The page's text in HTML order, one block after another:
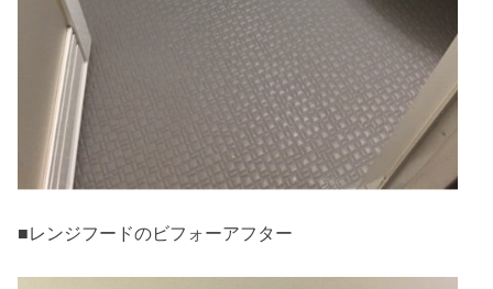
■レンジフードのビフォーアフター